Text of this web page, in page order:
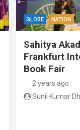
GLOBE NATION
Sahitya
Frankfurt
Book Fair
2 years ago
Sunil Kumar